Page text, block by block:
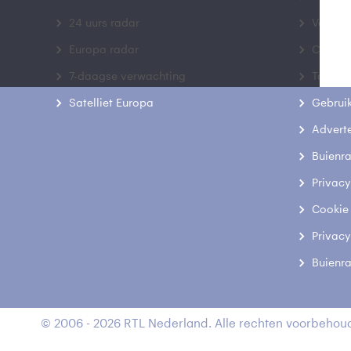
24 uurs radar
Europa radar
7-daagse verwachting
Satelliet Europa
Contact
© 2006 - 2026 RTL Nederland. Alle rechten